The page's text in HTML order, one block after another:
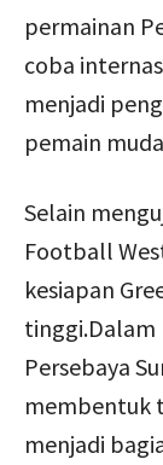
permainan
coba
menjadi
pemain
Selain
Football
kesiapan
tinggi.Dalam
Persebaya
membentuk
menjadi